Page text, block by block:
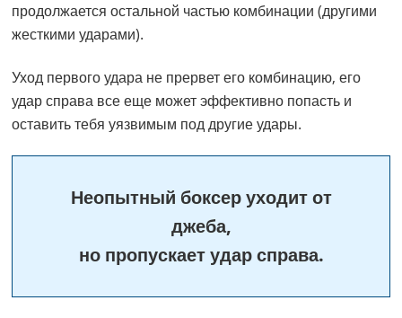
продолжается остальной частью комбинации (другими
жесткими ударами).
Уход первого удара не прервет его комбинацию, его
удар справа все еще может эффективно попасть и
оставить тебя уязвимым под другие удары.
Неопытный боксер уходит от
джеба,
но пропускает удар справа.